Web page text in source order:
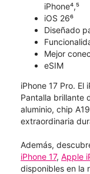
iPhone⁴,⁵
iOS 26⁶
Diseñado
Mejor
eSIM
iPhone 17 Pro. El
Pantalla brillante
aluminio, chip
extraordinaria
Además,
iPhone 17, Apple
disponibles en la